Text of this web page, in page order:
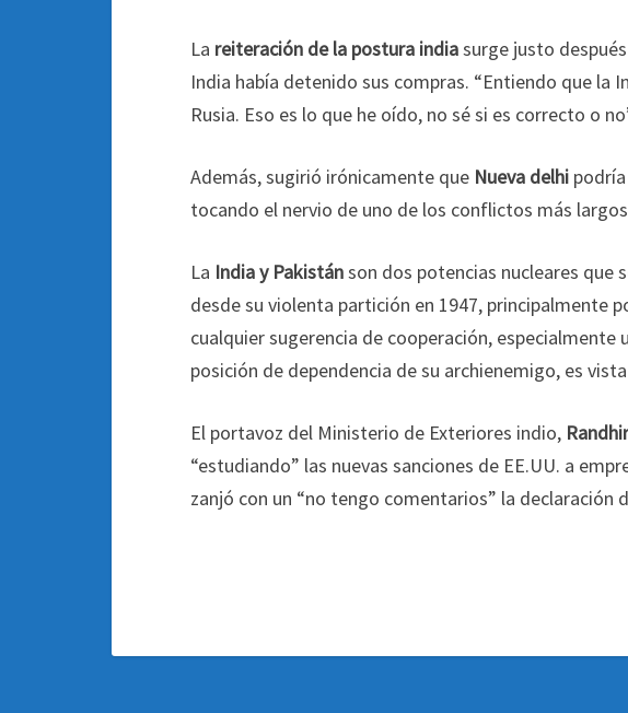
La reiteración de la postura indiasurge justo
India había detenido sus compras. “Entiendo que la
Rusia. Eso es lo que he oído, no sé si es correcto o
Además, sugirió irónicamente que Nueva delhi
tocando el nervio de uno de los conflictos más
La India y Pakistánson dos potencias nucleares que
desde su violenta partición en 1947, principalmente
cualquier sugerencia de cooperación, especialmente
posición de dependencia de su archienemigo, es
El portavoz del Ministerio de Exteriores indio,
“estudiando” las nuevas sanciones de EE.UU. a
zanjó con un “no tengo comentarios” la declaración